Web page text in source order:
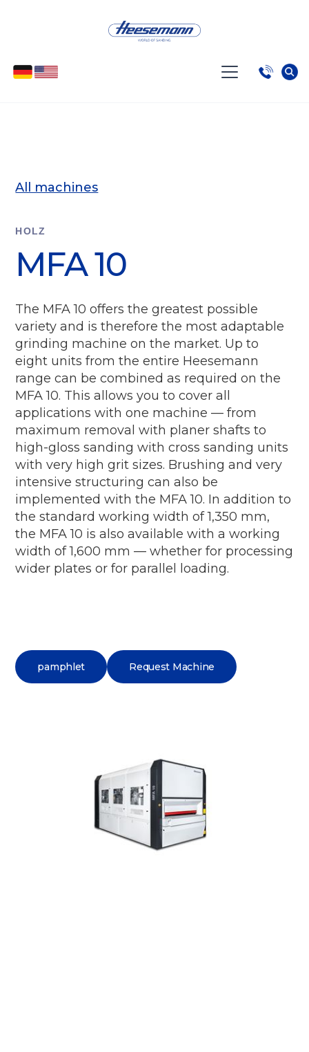
All machines
HOLZ
MFA 10
The MFA 10 offers the greatest possible
variety and is therefore the most adaptable
grinding machine on the market. Up to
eight units from the entire Heesemann
range can be combined as required on the
MFA 10. This allows you to cover all
applications with one machine — from
maximum removal with planer shafts to
high-gloss sanding with cross sanding units
with very high grit sizes. Brushing and very
intensive structuring can also be
implemented with the MFA 10. In addition to
the standard working width of 1,350 mm,
the MFA 10 is also available with a working
width of 1,600 mm — whether for processing
wider plates or for parallel loading.
pamphlet Request Machine